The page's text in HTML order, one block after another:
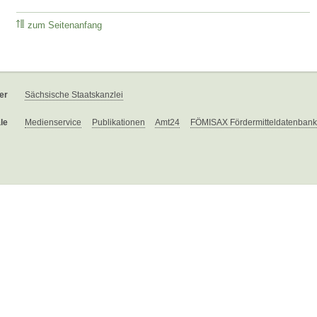
zum Seitenanfang
Sächsische Staatskanzlei
Medienservice Publikationen Amt24 FÖMISAX Fördermitteldatenbank